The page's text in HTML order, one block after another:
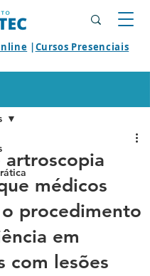
|Cursos Presenciais
artroscopia
médicos
procedimento
em
com lesões